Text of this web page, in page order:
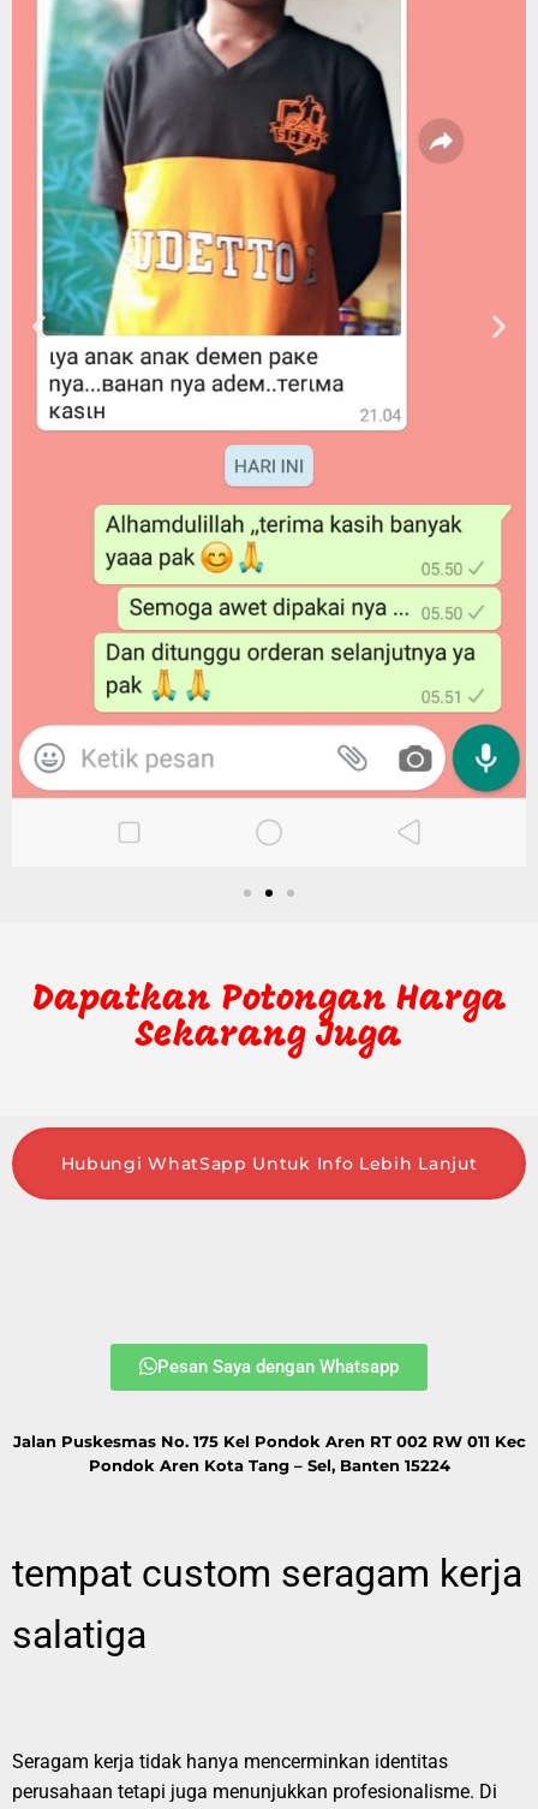
Dapatkan Potongan Harga
Sekarang Juga
Hubungi WhatSapp Untuk Info Lebih Lanjut
Pesan Saya dengan Whatsapp
Jalan Puskesmas No. 175 Kel Pondok Aren RT 002 RW 011 Kec
Pondok Aren Kota Tang – Sel, Banten 15224
tempat custom seragam kerja
salatiga
Seragam kerja tidak hanya mencerminkan identitas
perusahaan tetapi juga menunjukkan profesionalisme. Di